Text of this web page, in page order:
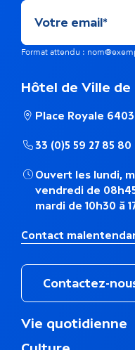
h
m
a
t
i
u
e
Format attendu :
Hôtel de Ville de
Place Royale
33 (0)5 59 27 85 80
Ouvert les lundi,
vendredi de 08h45
mardi de 10h30 à
Contact
Contactez-
M
Vie quotidienne